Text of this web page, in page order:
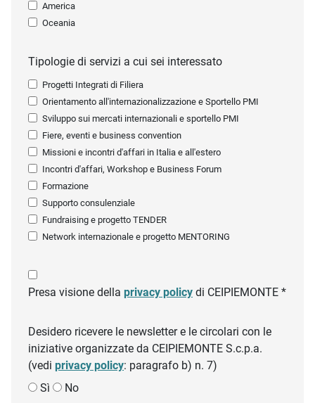
America
Oceania
Tipologie di servizi a cui sei interessato
Progetti Integrati di Filiera
Orientamento all'internazionalizzazione e Sportello PMI
Sviluppo sui mercati internazionali e sportello PMI
Fiere, eventi e business convention
Missioni e incontri d'affari in Italia e all'estero
Incontri d'affari, Workshop e Business Forum
Formazione
Supporto consulenziale
Fundraising e progetto TENDER
Network internazionale e progetto MENTORING
Presa visione della privacy policy di CEIPIEMONTE *
Desidero ricevere le newsletter e le circolari con le
iniziative organizzate da CEIPIEMONTE S.c.p.a.
(vedi privacy policy: paragrafo b) n. 7)
Sì
No